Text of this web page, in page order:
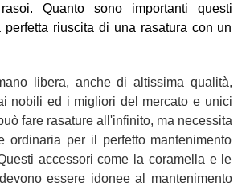
Quanto sono importanti questi
perfetta riuscita di una rasatura con un
libera, anche di altissima qualità,
nobili ed i migliori del mercato e unici
fare rasature all'infinito, ma necessita
ordinaria per il perfetto mantenimento
accessori come la coramella e le
essere idonee al mantenimento